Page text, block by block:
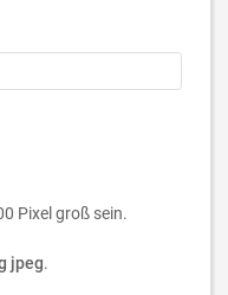
Pixel groß sein.
jpeg.